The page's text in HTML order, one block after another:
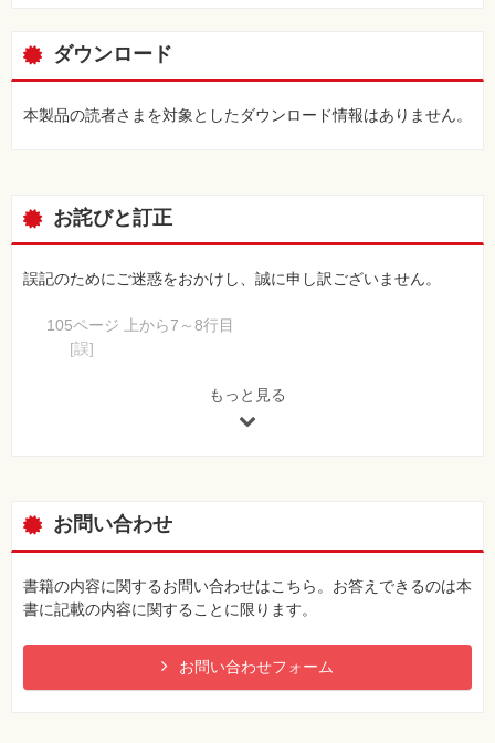
5-3-3 アドレスの登録
5-4 ネットワークの効率化
5-4-1 スイッチ
5-4-2 スイッチと衝突
第6章 より高速なイーサネット
6-1 100Mイーサネット
6-1-1 100Baseイーサネットの配線
6-1-2 タイミング仕様の違い
6-1-3 100Base-TXの伝送方式
6-1-4 100Base-FXの伝送方式
6-3-1 10Gイーサネットの規格
6-4 自動ネゴシエーション
第7章 大規模イーサネット
7-1 VLAN
7-1-1 MAC VLAN
7-1-2 ポートVLAN
7-1-3 タグVLAN
ダウンロード
本製品の読者さまを対象としたダウンロード情報はありません。
お詫びと訂正
誤記のためにご迷惑をおかけし、誠に申し訳ございません。
105ページ 上から7～8行目
[誤]
ブロードキャストストーム
ポート1～3をLAGポート13に、4～6を14、7～9を15、10
～12を16
[正]
ポート1-3をLAGのポート16、4-6を15、7-9を14、10-12
を13
173ページ 図11-7内「24ビットのサブネットマスク」の10進
[誤]
もっと見る
お問い合わせ
書籍の内容に関するお問い合わせはこちら。お答えできるのは本
書に記載の内容に関することに限ります。
お問い合わせフォーム